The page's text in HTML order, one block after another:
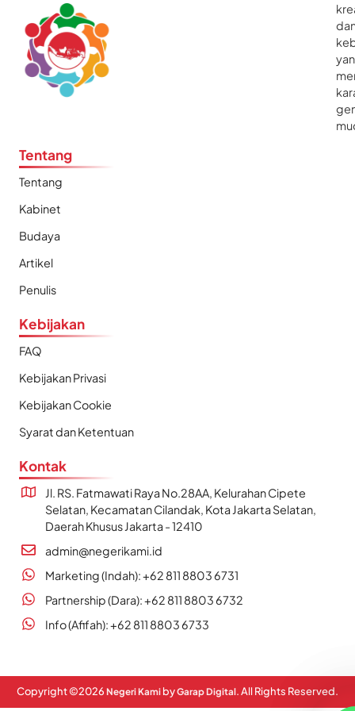
Tentang
Tentang
Kabinet
Budaya
Artikel
Penulis
Kebijakan
FAQ
Kebijakan Privasi
Kebijakan Cookie
Syarat dan Ketentuan
Kontak
Jl. RS. Fatmawati Raya No.28AA, Kelurahan Cipete
Selatan, Kecamatan Cilandak, Kota Jakarta Selatan,
Daerah Khusus Jakarta - 12410
admin@negerikami.id
Marketing (Indah): +62 811 8803 6731
Partnership (Dara): +62 811 8803 6732
Info (Afifah): +62 811 8803 6733
Copyright ©2026 Negeri Kami byGarap Digital. All Rights Reserved.